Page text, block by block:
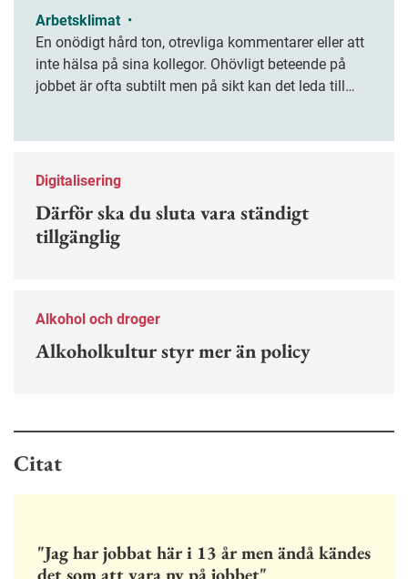
Arbetsklimat •
En onödigt hård ton, otrevliga kommentarer eller att
inte hälsa på sina kollegor. Ohövligt beteende på
jobbet är ofta subtilt men på sikt kan det leda till
Digitalisering
Därför ska du sluta vara ständigt
tillgänglig
Alkohol och droger
Alkoholkultur styr mer än policy
Citat
"Jag har jobbat här i 13 år men ändå kändes